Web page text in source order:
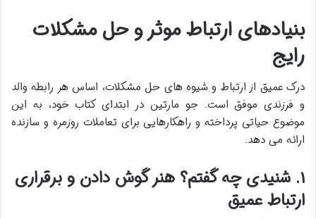
بنیادهای ارتباط موثر و حل مشکلات
رایج
درک عمیق از ارتباط و شیوه های حل مشکلات، اساس هر رابطه والد
و فرزندی موفق است. جو مارتین در ابتدای کتاب خود، به این
موضوع حیاتی پرداخته و راهکارهایی برای تعاملات روزمره و سازنده
ارائه می دهد.
۱. شنیدی چه گفتم؟ هنر گوش دادن و برقراری
ارتباط عمیق